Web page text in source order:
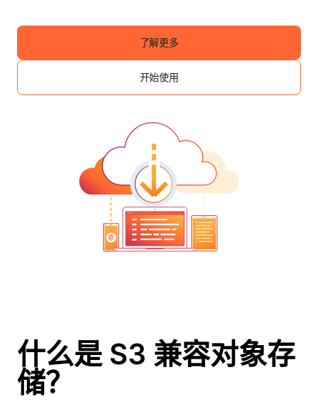
了解更多
开始使用
什么是 S3 兼容对象存
储？